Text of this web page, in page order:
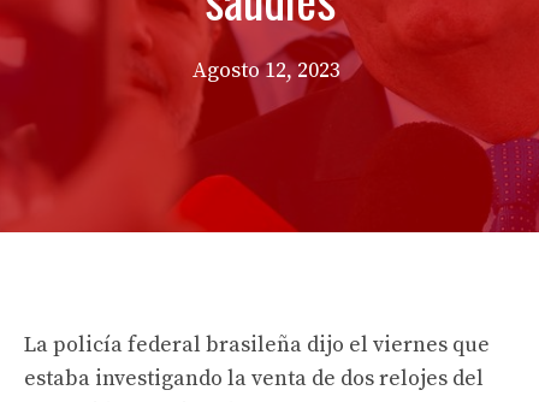
Agosto 12, 2023
La policía federal brasileña dijo el viernes que
estaba investigando la venta de dos relojes del